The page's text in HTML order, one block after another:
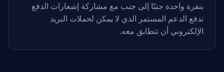
بنقرة واحدة جنبًا إلى جنب مع مشاركة إشعارات الدفع
تدفع الدعم المستمر الذي لا يمكن لحملات البريد
الإلكتروني أن تتطابق معه.